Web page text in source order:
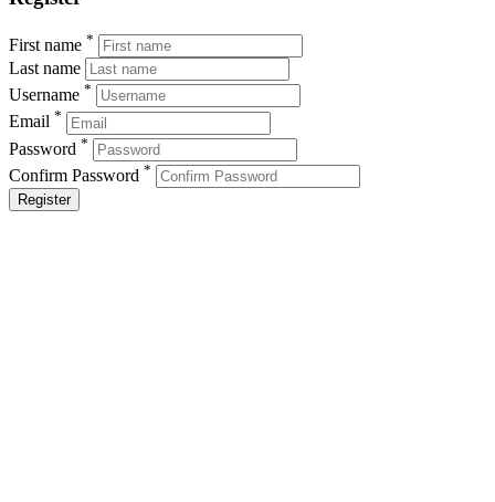
First name *
Last name
Username *
Email *
Password *
Confirm Password *
Register